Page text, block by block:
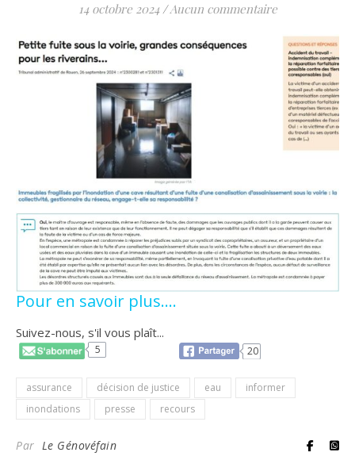
14 octobre 2024 /Aucun commentaire
Pour en savoir plus….
Suivez-nous, s'il vous plaît...
5 20
assurance décision de justice eau
informer
inondations
presse recours
Par Le Génovéfain